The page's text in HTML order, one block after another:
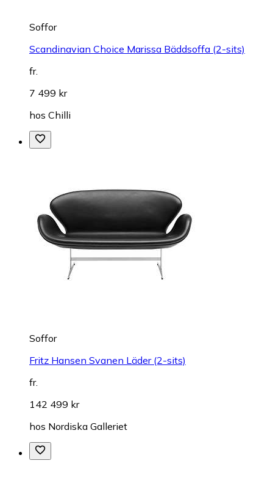
Soffor
Scandinavian Choice Marissa Bäddsoffa (2-sits)
fr.
7 499 kr
hos Chilli
Soffor
Fritz Hansen Svanen Läder (2-sits)
fr.
142 499 kr
hos Nordiska Galleriet